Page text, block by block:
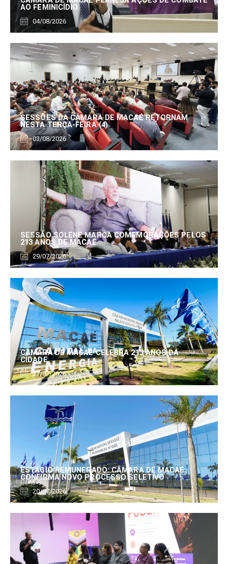
AO FEMINICÍDIO
04/08/2026
SESSÕES DA CÂMARA DE MACAÉ RETORNAM
NESTA TERÇA-FEIRA (4)
03/08/2026
SESSÃO SOLENE MARCA COMEMORAÇÕES PELOS
213 ANOS DE MACAÉ
29/07/2026
CÂMARA DE MACAÉ CELEBRA 213 ANOS DA
CIDADE
27/07/2026
ESTÁGIO REMUNERADO: CÂMARA DE MACAÉ
CONFIRMA NOVO PROCESSO SELETIVO
20/07/2026